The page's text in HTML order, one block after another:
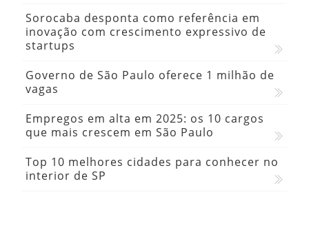
Sorocaba desponta como referência em
inovação com crescimento expressivo de
startups
Governo de São Paulo oferece 1 milhão de
vagas
Empregos em alta em 2025: os 10 cargos
que mais crescem em São Paulo
Top 10 melhores cidades para conhecer no
interior de SP